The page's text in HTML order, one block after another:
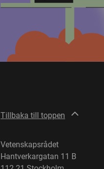
Tillbaka till toppen
Vetenskapsrådet
Hantverkargatan 11 B